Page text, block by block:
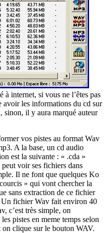
internet, si vous ne l’êtes pas
avoir les informations du cd sur
sinon, il y aura marqué auteur
vos pistes au format Wav
A la base, un cd audio
est la suivante : « .cda »
voir ses fichiers dans
Il ne font que quelques Ko
» qui vont chercher la
sans extraction de ce fichier
fichier Wav fait environ 40
c’est très simple, on
pistes en meme temps selon
clique sur le bouton WAV.